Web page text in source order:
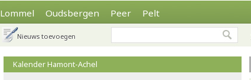
Lommel Oudsbergen Peer Pelt
Nieuws toevoegen
Kalender Hamont-Achel